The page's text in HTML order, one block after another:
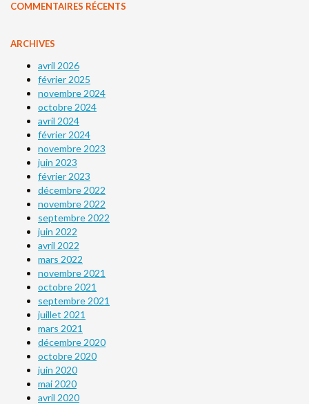
COMMENTAIRES RÉCENTS
ARCHIVES
avril 2026
février 2025
novembre 2024
octobre 2024
avril 2024
février 2024
novembre 2023
juin 2023
février 2023
décembre 2022
novembre 2022
septembre 2022
juin 2022
avril 2022
mars 2022
novembre 2021
octobre 2021
septembre 2021
juillet 2021
mars 2021
décembre 2020
octobre 2020
juin 2020
mai 2020
avril 2020